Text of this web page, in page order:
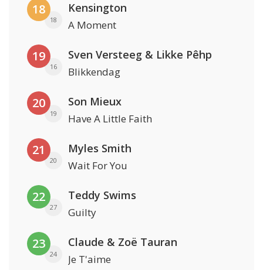
18
18
Kensington
A Moment
19
16
Sven Versteeg & Likke Pêhp
Blikkendag
20
19
Son Mieux
Have A Little Faith
21
20
Myles Smith
Wait For You
22
27
Teddy Swims
Guilty
23
24
Claude & Zoë Tauran
Je T'aime